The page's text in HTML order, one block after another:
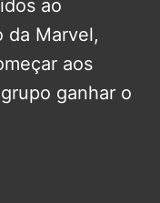
ao
da Marvel,
aos
ganhar o